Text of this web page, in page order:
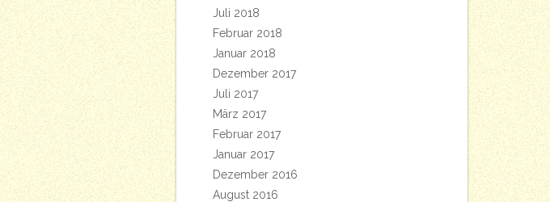
Juli 2018
Februar 2018
Januar 2018
Dezember 2017
Juli 2017
März 2017
Februar 2017
Januar 2017
Dezember 2016
August 2016